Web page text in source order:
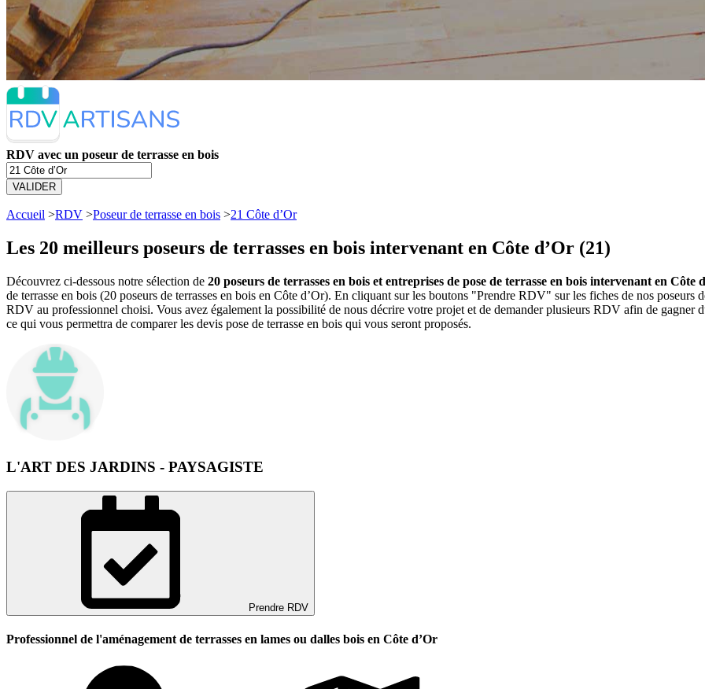
RDV avec un poseur de terrasse en bois
VALIDER
Accueil >RDV >Poseur de terrasse en bois >21 Côte d’Or
Les 20 meilleurs poseurs de terrasses en bois intervenant en Côte d’Or (21)
Découvrez ci-dessous notre sélection de 20 poseurs de terrasses en bois et entreprises de pose de terrasse en bois intervenant en Côte
de terrasse en bois (20 poseurs de terrasses en bois en Côte d’Or). En cliquant sur les boutons "Prendre RDV" sur les fiches de nos poseurs
RDV au professionnel choisi. Vous avez également la possibilité de nous décrire votre projet et de demander plusieurs RDV afin de gagner
ce qui vous permettra de comparer les devis pose de terrasse en bois qui vous seront proposés.
L'ART DES JARDINS - PAYSAGISTE
Prendre RDV
Professionnel de l'aménagement de terrasses en lames ou dalles bois en Côte d’Or